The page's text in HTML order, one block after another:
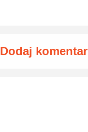
Dodaj komentar